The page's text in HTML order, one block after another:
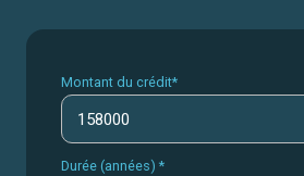
Montant du crédit*
Durée (années) *